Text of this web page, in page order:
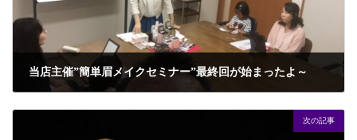
当店主催”簡単眉メイクセミナー”最終回が始まったよ～
次の記事